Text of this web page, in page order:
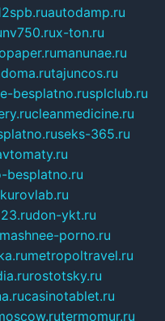
autodamp.ru
nv750.rux-ton.ru
manunae.ru
tajuncos.ru
besplatno.rusplclub.ru
cleanmedicine.ru
seks-365.ru
besplatno.ru
don-ykt.ru
porno.ru
metropoltravel.ru
rostotsky.ru
casinotablet.ru
termomur.ru